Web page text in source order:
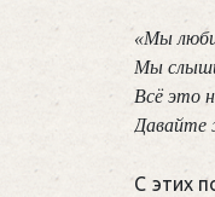
«Мы
Мы
Всё это
Давайте
С этих